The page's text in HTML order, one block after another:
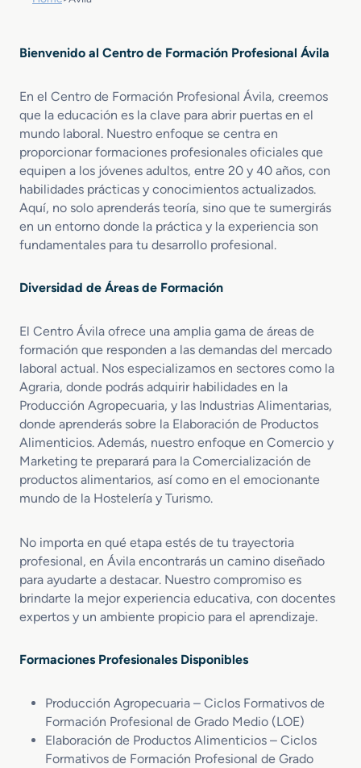
Bienvenido al Centro de Formación Profesional Ávila
En el Centro de Formación Profesional Ávila, creemos
que la educación es la clave para abrir puertas en el
mundo laboral. Nuestro enfoque se centra en
proporcionar formaciones profesionales oficiales que
equipen a los jóvenes adultos, entre 20 y 40 años, con
habilidades prácticas y conocimientos actualizados.
Aquí, no solo aprenderás teoría, sino que te sumergirás
en un entorno donde la práctica y la experiencia son
fundamentales para tu desarrollo profesional.
Diversidad de Áreas de Formación
El Centro Ávila ofrece una amplia gama de áreas de
formación que responden a las demandas del mercado
laboral actual. Nos especializamos en sectores como la
Agraria, donde podrás adquirir habilidades en la
Producción Agropecuaria, y las Industrias Alimentarias,
donde aprenderás sobre la Elaboración de Productos
Alimenticios. Además, nuestro enfoque en Comercio y
Marketing te preparará para la Comercialización de
productos alimentarios, así como en el emocionante
mundo de la Hostelería y Turismo.
No importa en qué etapa estés de tu trayectoria
profesional, en Ávila encontrarás un camino diseñado
para ayudarte a destacar. Nuestro compromiso es
brindarte la mejor experiencia educativa, con docentes
expertos y un ambiente propicio para el aprendizaje.
Formaciones Profesionales Disponibles
Producción Agropecuaria – Ciclos Formativos de
Formación Profesional de Grado Medio (LOE)
Elaboración de Productos Alimenticios – Ciclos
Formativos de Formación Profesional de Grado